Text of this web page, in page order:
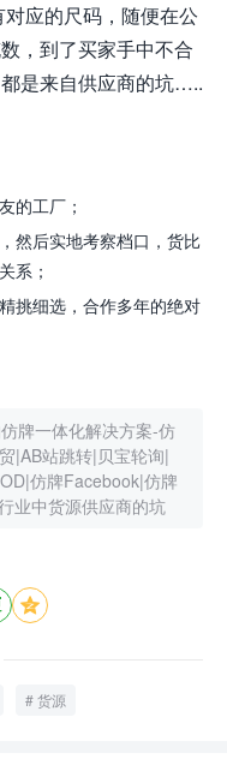
应的尺码，随便在公
，到了买家手中不合
是来自供应商的坑…..
的工厂；
然后实地考察档口，货比
系；
挑细选，合作多年的绝对
牌一体化解决方案-仿
|AB站跳转|贝宝轮询|
仿牌Facebook|仿牌
业中货源供应商的坑

货源